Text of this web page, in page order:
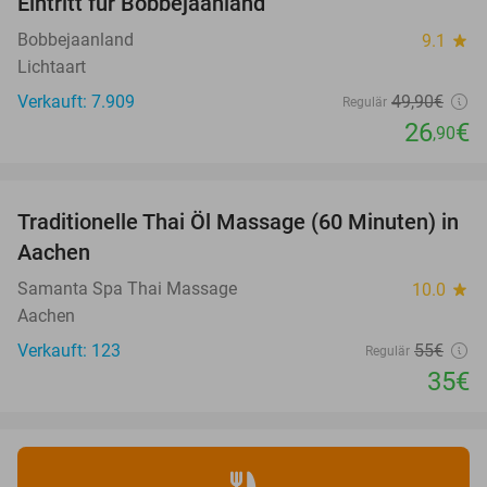
Bobbejaanland 9.1 star
Lichtaart
Verkauft: 7.909
Regulär 49,90€
26,90€
36%
Traditionelle Thai Öl Massage (60 Minuten) in
Aachen
Samanta Spa Thai Massage 10.0 star
Aachen
Verkauft: 123
Regulär 55€
35€